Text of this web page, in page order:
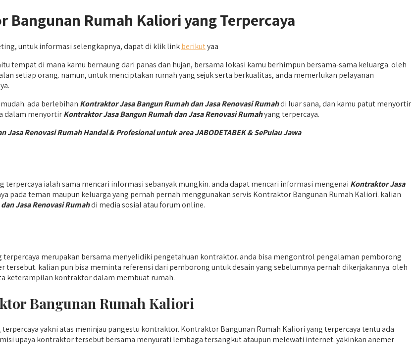
Bangunan Rumah Kaliori yang Terpercaya
untuk informasi selengkapnya, dapat di klik linkberikutyaa
tempat di mana kamu bernaung dari panas dan hujan, bersama lokasi kamu berhimpun bersama-sama keluarga. oleh
setiap orang. namun, untuk menciptakan rumah yang sejuk serta berkualitas, anda memerlukan pelayanan
ada berlebihan Kontraktor Jasa Bangun Rumah dan Jasa Renovasi Rumahdi luar sana, dan kamu patut menyortir
dalam menyortirKontraktor Jasa Bangun Rumah dan Jasa Renovasi Rumahyang terpercaya.
Renovasi Rumah Handal & Profesional untuk area JABODETABEK & SePulau Jawa
ialah sama mencari informasi sebanyak mungkin. anda dapat mencari informasi mengenai Kontraktor Jasa
pada teman maupun keluarga yang pernah pernah menggunakan servis Kontraktor Bangunan Rumah Kaliori. kalian
Jasa Renovasi Rumahdi media sosial atau forum online.
merupakan bersama menyelidiki pengetahuan kontraktor. anda bisa mengontrol pengalaman pemborong
kalian pun bisa meminta referensi dari pemborong untuk desain yang sebelumnya pernah dikerjakannya. oleh
keterampilan kontraktor dalam membuat rumah.
Bangunan Rumah Kaliori
yakni atas meninjau pangestu kontraktor. Kontraktor Bangunan Rumah Kaliori yang terpercaya tentu ada
upaya kontraktor tersebut bersama menyurati lembaga tersangkut ataupun melewati internet. yakinkan anemer